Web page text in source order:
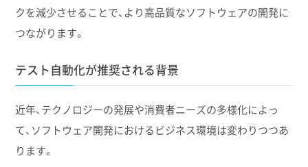
クを減少させることで、より高品質なソフトウェアの開発に
つながります。
テスト自動化が推奨される背景
近年、テクノロジーの発展や消費者ニーズの多様化によっ
て、ソフトウェア開発におけるビジネス環境は変わりつつあ
ります。